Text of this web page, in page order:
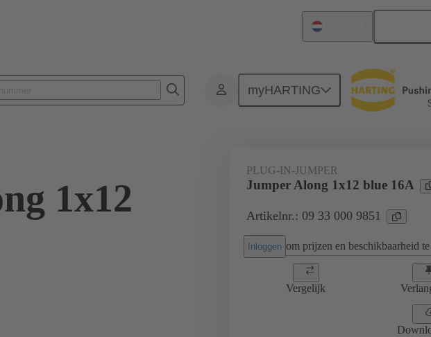
myHARTING
Accessoires Han® ES Press-insteek-jumpers 09
1x12
PLUG-IN-JUMPER
Jumper Along 1x12 blue 16A
Artikelnr.: 09 33 000 9851
Inloggen om prijzen en beschikbaarheid
Vergelijk